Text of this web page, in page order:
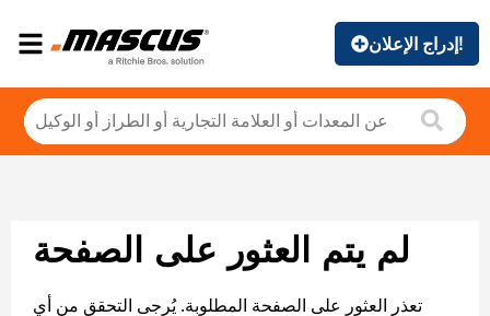
إدراج الإعلان!
لم يتم العثور على الصفحة
تعذر العثور على الصفحة المطلوبة. يُرجى التحقق من أي